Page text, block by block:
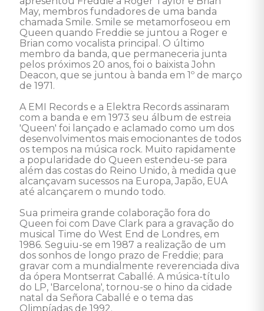
May, membros fundadores de uma banda
chamada Smile. Smile se metamorfoseou em
Queen quando Freddie se juntou a Roger e
Brian como vocalista principal. O último
membro da banda, que permaneceria junta
pelos próximos 20 anos, foi o baixista John
Deacon, que se juntou à banda em 1º de março
de 1971.
A EMI Records e a Elektra Records assinaram
com a banda e em 1973 seu álbum de estreia
'Queen' foi lançado e aclamado como um dos
desenvolvimentos mais emocionantes de todos
os tempos na música rock. Muito rapidamente
a popularidade do Queen estendeu-se para
além das costas do Reino Unido, à medida que
alcançavam sucessos na Europa, Japão, EUA
até alcançarem o mundo todo.
Sua primeira grande colaboração fora do
Queen foi com Dave Clark para a gravação do
musical Time do West End de Londres, em
1986. Seguiu-se em 1987 a realização de um
dos sonhos de longo prazo de Freddie; para
gravar com a mundialmente reverenciada diva
da ópera Montserrat Caballé. A música-título
do LP, 'Barcelona', tornou-se o hino da cidade
natal da Señora Caballé e o tema das
Olimpíadas de 1992.